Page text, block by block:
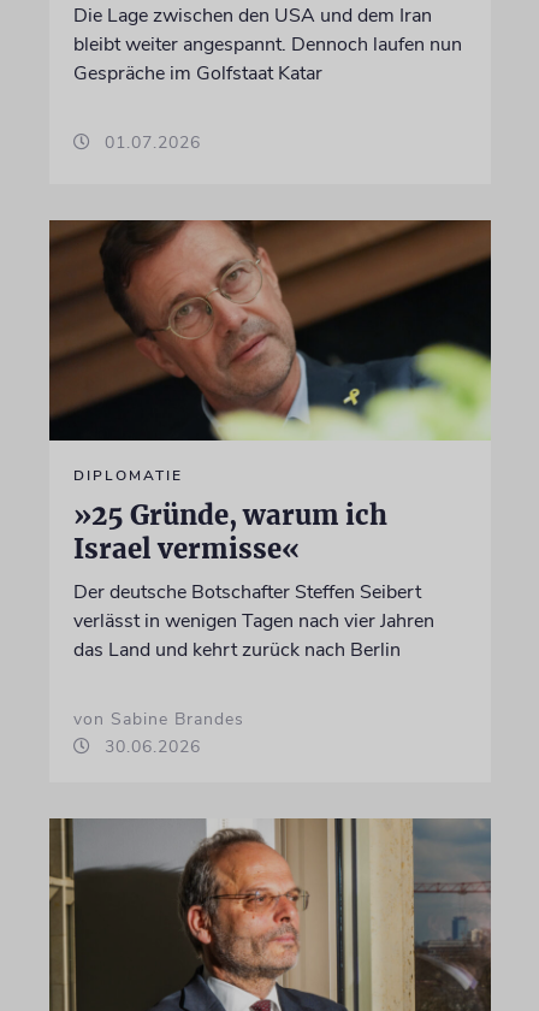
Die Lage zwischen den USA und dem Iran
bleibt weiter angespannt. Dennoch laufen nun
Gespräche im Golfstaat Katar
01.07.2026
DIPLOMATIE
»25 Gründe, warum ich
Israel vermisse«
Der deutsche Botschafter Steffen Seibert
verlässt in wenigen Tagen nach vier Jahren
das Land und kehrt zurück nach Berlin
von Sabine Brandes
30.06.2026